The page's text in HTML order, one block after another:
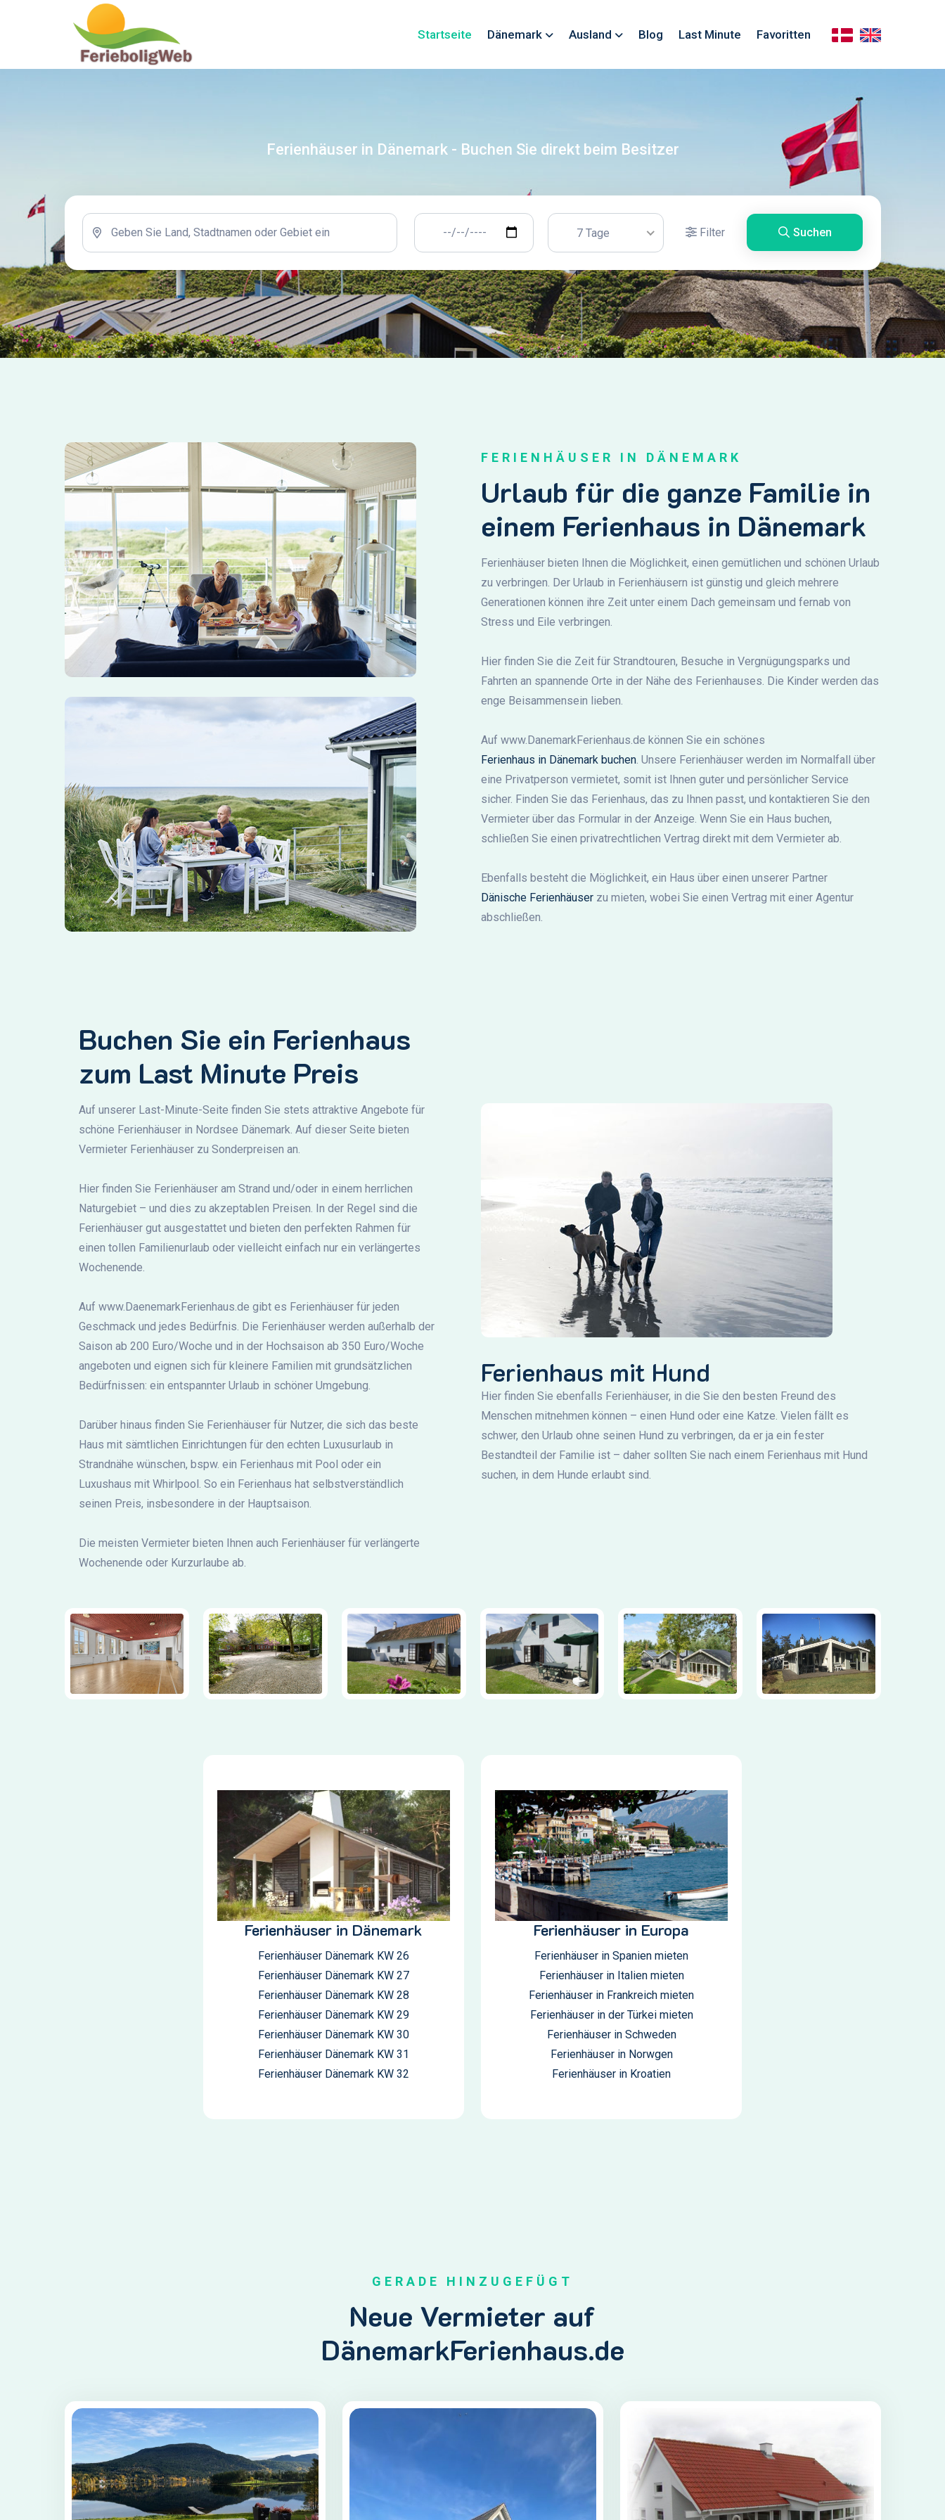
Startseite Dänemark Ausland Blog Last Minute Favoritten
Ferienhäuser in Dänemark - Buchen Sie direkt beim Besitzer
7 Tage Filter Suchen
FERIENHÄUSER IN DÄNEMARK
Urlaub für die ganze Familie in
einem Ferienhaus in Dänemark
Ferienhäuser bieten Ihnen die Möglichkeit, einen gemütlichen und schönen Urlaub
zu verbringen. Der Urlaub in Ferienhäusern ist günstig und gleich mehrere
Generationen können ihre Zeit unter einem Dach gemeinsam und fernab von
Stress und Eile verbringen.
Hier finden Sie die Zeit für Strandtouren, Besuche in Vergnügungsparks und
Fahrten an spannende Orte in der Nähe des Ferienhauses. Die Kinder werden das
enge Beisammensein lieben.
Auf www.DanemarkFerienhaus.de können Sie ein schönes
Ferienhaus in Dänemark buchen . Unsere Ferienhäuser werden im Normalfall über
eine Privatperson vermietet, somit ist Ihnen guter und persönlicher Service
sicher. Finden Sie das Ferienhaus, das zu Ihnen passt, und kontaktieren Sie den
Vermieter über das Formular in der Anzeige. Wenn Sie ein Haus buchen,
schließen Sie einen privatrechtlichen Vertrag direkt mit dem Vermieter ab.
Ebenfalls besteht die Möglichkeit, ein Haus über einen unserer Partner
Dänische Ferienhäuser zu mieten, wobei Sie einen Vertrag mit einer Agentur
abschließen.
Buchen Sie ein Ferienhaus
zum Last Minute Preis
Auf unserer Last-Minute-Seite finden Sie stets attraktive Angebote für
schöne Ferienhäuser in Nordsee Dänemark. Auf dieser Seite bieten
Vermieter Ferienhäuser zu Sonderpreisen an.
Hier finden Sie Ferienhäuser am Strand und/oder in einem herrlichen
Naturgebiet – und dies zu akzeptablen Preisen. In der Regel sind die
Ferienhäuser gut ausgestattet und bieten den perfekten Rahmen für
einen tollen Familienurlaub oder vielleicht einfach nur ein verlängertes
Wochenende.
Auf www.DaenemarkFerienhaus.de gibt es Ferienhäuser für jeden
Geschmack und jedes Bedürfnis. Die Ferienhäuser werden außerhalb der
Saison ab 200 Euro/Woche und in der Hochsaison ab 350 Euro/Woche
angeboten und eignen sich für kleinere Familien mit grundsätzlichen
Bedürfnissen: ein entspannter Urlaub in schöner Umgebung.
Darüber hinaus finden Sie Ferienhäuser für Nutzer, die sich das beste
Haus mit sämtlichen Einrichtungen für den echten Luxusurlaub in
Strandnähe wünschen, bspw. ein Ferienhaus mit Pool oder ein
Luxushaus mit Whirlpool. So ein Ferienhaus hat selbstverständlich
seinen Preis, insbesondere in der Hauptsaison.
Die meisten Vermieter bieten Ihnen auch Ferienhäuser für verlängerte
Wochenende oder Kurzurlaube ab.
Ferienhaus mit Hund
Hier finden Sie ebenfalls Ferienhäuser, in die Sie den besten Freund des
Menschen mitnehmen können – einen Hund oder eine Katze. Vielen fällt es
schwer, den Urlaub ohne seinen Hund zu verbringen, da er ja ein fester
Bestandteil der Familie ist – daher sollten Sie nach einem Ferienhaus mit Hund
suchen, in dem Hunde erlaubt sind.
Ferienhäuser in Dänemark
Ferienhäuser Dänemark KW 26
Ferienhäuser Dänemark KW 27
Ferienhäuser Dänemark KW 28
Ferienhäuser Dänemark KW 29
Ferienhäuser Dänemark KW 30
Ferienhäuser Dänemark KW 31
Ferienhäuser Dänemark KW 32
Ferienhäuser in Europa
Ferienhäuser in Spanien mieten
Ferienhäuser in Italien mieten
Ferienhäuser in Frankreich mieten
Ferienhäuser in der Türkei mieten
Ferienhäuser in Schweden
Ferienhäuser in Norwgen
Ferienhäuser in Kroatien
GERADE HINZUGEFÜGT
Neue Vermieter auf
DänemarkFerienhaus.de